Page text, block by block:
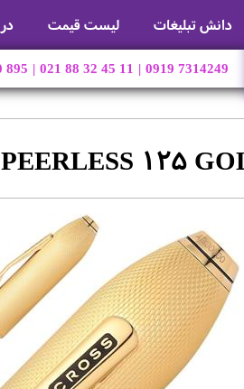
دانش تبلیغات لیست قیمت
895 | 021 88 32 45 11 | 0919 7314249